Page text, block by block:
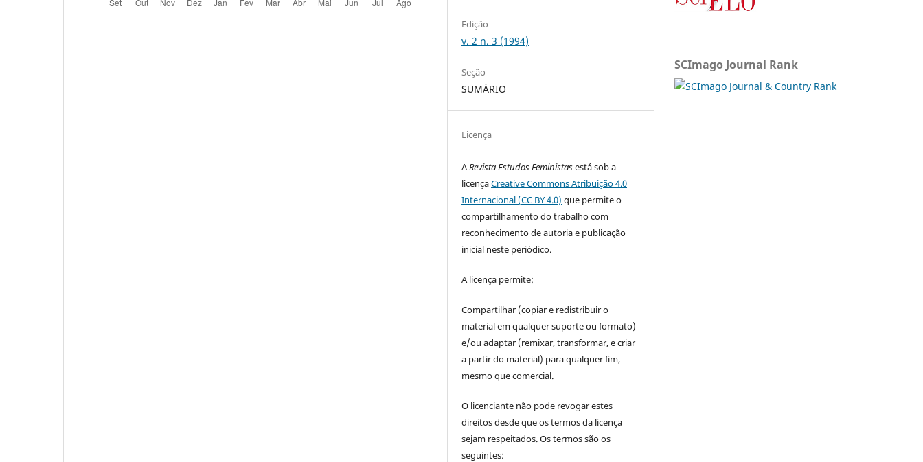
Edição
v. 2 n. 3 (1994)
Seção
SUMÁRIO
Licença
ARevista Estudos Feministasestá sob a
licençaCreative Commons Atribuição 4.0
Internacional (CC BY 4.0) que permite o
compartilhamento do trabalho com
reconhecimento de autoria e publicação
inicial neste periódico.
A licença permite:
Compartilhar (copiar e redistribuir o
material em qualquer suporte ou formato)
e/ou adaptar (remixar, transformar, e criar
a partir do material) para qualquer fim,
mesmo que comercial.
O licenciante não pode revogar estes
direitos desde que os termos da licença
sejam respeitados. Os termos são os
seguintes:
SCImago Journal Rank